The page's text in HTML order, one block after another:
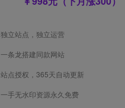
独立站点，独立运营
一条龙搭建同款网站
站点授权，365天自动更新
一手无水印资源永久免费